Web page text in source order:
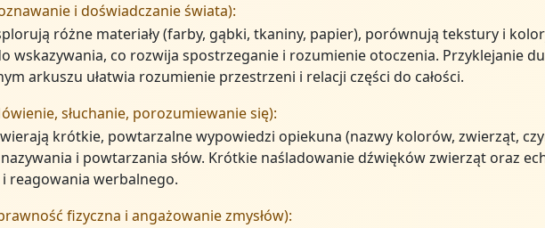
i doświadczanie świata):
różne materiały (farby, gąbki, tkaniny, papier), porównują tekstury i
wskazywania, co rozwija spostrzeganie i rozumienie otoczenia. Przyklejanie
arkuszu ułatwia rozumienie przestrzeni i relacji części do całości.
słuchanie, porozumiewanie się):
krótkie, powtarzalne wypowiedzi opiekuna (nazwy kolorów, zwierząt,
i powtarzania słów. Krótkie naśladowanie dźwięków zwierząt oraz
i reagowania werbalnego.
fizyczna i angażowanie zmysłów):